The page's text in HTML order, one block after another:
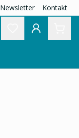
Newsletter Kontakt